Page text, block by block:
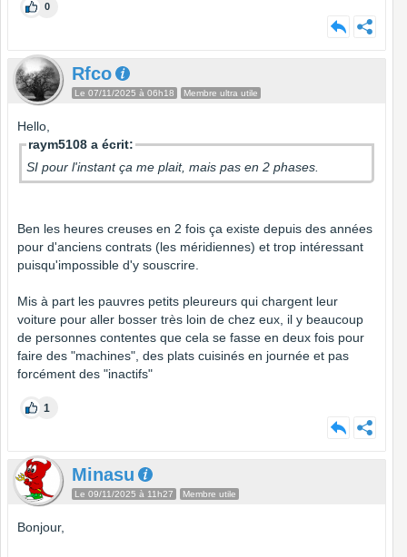
0
Rfco
Le 07/11/2025 à 06h18 Membre ultra utile
Hello,
raym5108 a écrit:
SI pour l'instant ça me plait, mais pas en 2 phases.
Ben les heures creuses en 2 fois ça existe depuis des années
pour d'anciens contrats (les méridiennes) et trop intéressant
puisqu'impossible d'y souscrire.
Mis à part les pauvres petits pleureurs qui chargent leur
voiture pour aller bosser très loin de chez eux, il y beaucoup
de personnes contentes que cela se fasse en deux fois pour
faire des "machines", des plats cuisinés en journée et pas
forcément des "inactifs"
1
Minasu
Le 09/11/2025 à 11h27 Membre utile
Bonjour,